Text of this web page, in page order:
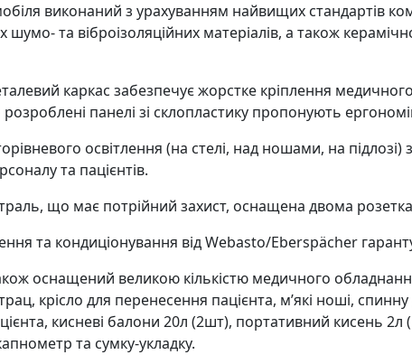
виконаний з урахуванням найвищих стандартів
шумо- та віброізоляційних матеріалів, а також
каркас забезпечує жорстке кріплення медичного
розроблені панелі зі склопластику пропонують
освітлення (на стелі, над ношами, на
та пацієнтів.
що має потрійний захист, оснащена двома
та кондиціонування від Webasto/Eberspächer
оснащений великою кількістю медичного
крісло для перенесення пацієнта, м’які ноші,
кисневі балони 20л (2шт), портативний кисень
та сумку-укладку.